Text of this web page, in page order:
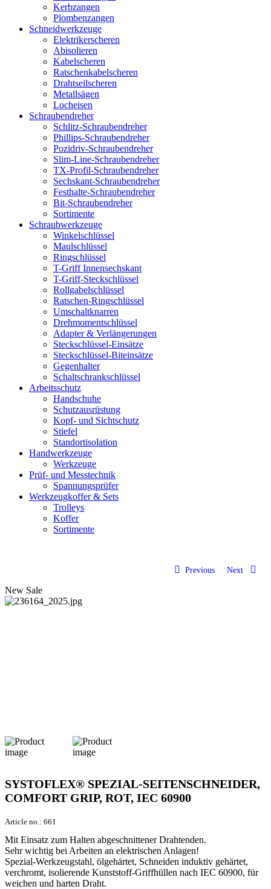
Kerbzangen
Plombenzangen
Schneidwerkzeuge
Elektrikerscheren
Abisolieren
Kabelscheren
Ratschenkabelscheren
Drahtseilscheren
Metallsägen
Locheisen
Schraubendreher
Schlitz-Schraubendreher
Phillips-Schraubendreher
Pozidriv-Schraubendreher
Slim-Line-Schraubendreher
TX-Profil-Schraubendreher
Sechskant-Schraubendreher
Festhalte-Schraubendreher
Bit-Schraubendreher
Sortimente
Schraubwerkzeuge
Winkelschlüssel
Maulschlüssel
Ringschlüssel
T-Griff Innensechskant
T-Griff-Steckschlüssel
Rollgabelschlüssel
Ratschen-Ringschlüssel
Umschaltknarren
Drehmomentschlüssel
Adapter & Verlängerungen
Steckschlüssel-Einsätze
Steckschlüssel-Biteinsätze
Gegenhalter
Schaltschrankschlüssel
Arbeitsschutz
Handschuhe
Schutzausrüstung
Kopf- und Sichtschutz
Stiefel
Standortisolation
Handwerkzeuge
Werkzeuge
Prüf- und Messtechnik
Spannungsprüfer
Werkzeugkoffer & Sets
Trolleys
Koffer
Sortimente
Previous Next
New Sale
SYSTOFLEX® SPEZIAL-SEITENSCHNEIDER,
COMFORT GRIP, ROT, IEC 60900
Article no.: 661
Mit Einsatz zum Halten abgeschnittener Drahtenden.
Sehr wichtig bei Arbeiten an elektrischen Anlagen!
Spezial-Werkzeugstahl, ölgehärtet, Schneiden induktiv gehärtet,
verchromt, isolierende Kunststoff-Griffhüllen nach IEC 60900, für
weichen und harten Draht.